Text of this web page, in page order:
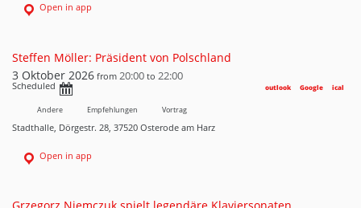
Open in app
Steffen Möller: Präsident von Polschland
3 Oktober 2026 from 20:00 to 22:00
Scheduled ical
Google
outlook
Andere Empfehlungen Vortrag
Stadthalle, Dörgestr. 28, 37520 Osterode am Harz
Open in app